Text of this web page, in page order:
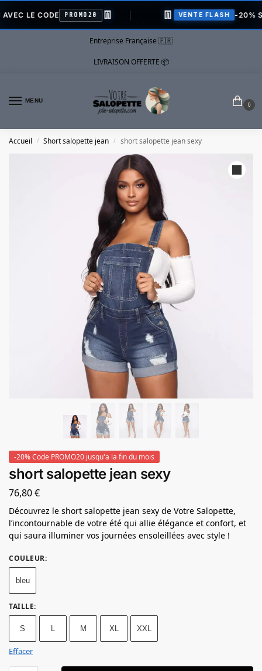
LE CODE PROMO20 👖 VENTE FLASH -20% SUR
Entreprise Française 🇫🇷
LIVRAISON OFFERTE 📦
MENU
0
Accueil / Short salopette jean / short salopette jean sexy
-20% Code PROMO20 jusqu'a la fin du mois
short salopette jean sexy
76,80€
Découvrez le short salopette jean sexy de Votre Salopette,
l’incontournable de votre été qui allie élégance et confort, et
qui saura illuminer vos journées ensoleillées avec style !
COULEUR:
bleu
TAILLE:
S M XL XXL
Effacer